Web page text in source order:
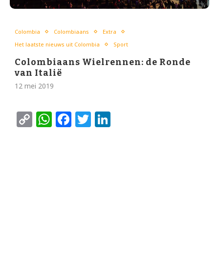
Colombia Colombiaans
Extra
Het laatste nieuws uit Colombia
Sport
Colombiaans Wielrennen: de Ronde
van Italië
12 mei 2019
CopyWhatsApp
Facebook
Twitter